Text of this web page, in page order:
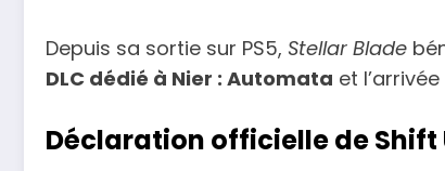
Depuis sa sortie sur PS5, Stellar Blade
DLC dédié à Nier : Automata et
Déclaration officielle de Shift